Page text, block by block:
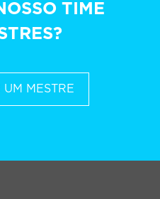
TIME
UM MESTRE